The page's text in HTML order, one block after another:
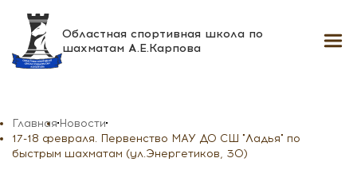
Областная спортивная школа по
шахматам А.Е.Карпова
Главная Новости
17-18 февраля. Первенство МАУ ДО СШ "Ладья" по
быстрым шахматам (ул.Энергетиков, 30)